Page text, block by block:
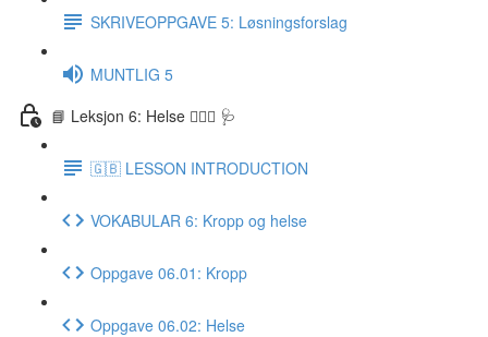
SKRIVEOPPGAVE 5: Løsningsforslag
MUNTLIG 5
📘 Leksjon 6: Helse 🏃🏻‍♀️ 🩺
🇬🇧 LESSON INTRODUCTION
VOKABULAR 6: Kropp og helse
Oppgave 06.01: Kropp
Oppgave 06.02: Helse